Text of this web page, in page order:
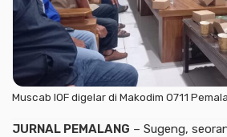
Muscab IOF digelar di Makodim 0711
JURNAL PEMALANG – Sugeng,